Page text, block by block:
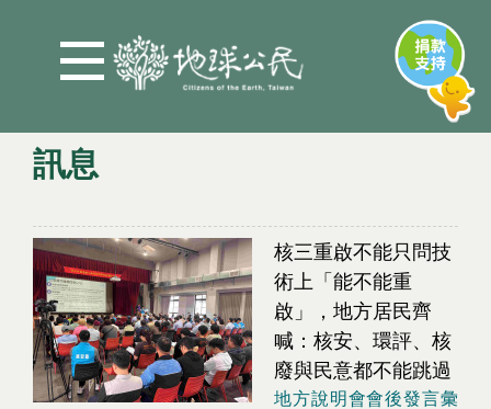
訊息
You are here
核三重啟不能只問技
術上「能不能重
啟」，地方居民齊
喊：核安、環評、核
廢與民意都不能跳過
地方說明會會後發言彙